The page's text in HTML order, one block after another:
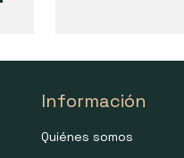
Información
Quiénes somos